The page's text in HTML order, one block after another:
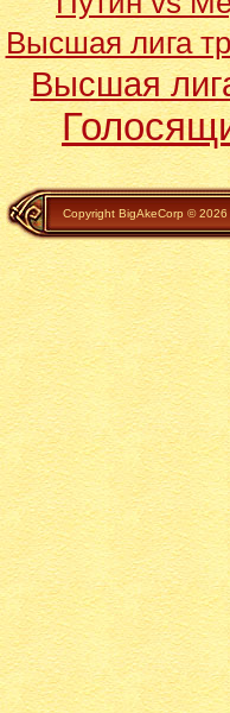
Высшая лига
Высшая
Copyright BigAkeCorp © 2026